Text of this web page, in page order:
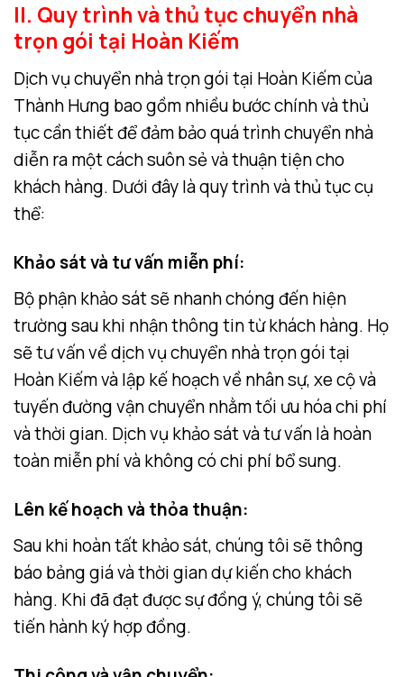
II. Quy trình và thủ tục chuyển nhà
trọn gói tại Hoàn Kiếm
Dịch vụ chuyển nhà trọn gói tại Hoàn Kiếm của
Thành Hưng bao gồm nhiều bước chính và thủ
tục cần thiết để đảm bảo quá trình chuyển nhà
diễn ra một cách suôn sẻ và thuận tiện cho
khách hàng. Dưới đây là quy trình và thủ tục cụ
thể:
Khảo sát và tư vấn miễn phí:
Bộ phận khảo sát sẽ nhanh chóng đến hiện
trường sau khi nhận thông tin từ khách hàng. Họ
sẽ tư vấn về dịch vụ chuyển nhà trọn gói tại
Hoàn Kiếm và lập kế hoạch về nhân sự, xe cộ và
tuyến đường vận chuyển nhằm tối ưu hóa chi phí
và thời gian. Dịch vụ khảo sát và tư vấn là hoàn
toàn miễn phí và không có chi phí bổ sung.
Lên kế hoạch và thỏa thuận:
Sau khi hoàn tất khảo sát, chúng tôi sẽ thông
báo bảng giá và thời gian dự kiến cho khách
hàng. Khi đã đạt được sự đồng ý, chúng tôi sẽ
tiến hành ký hợp đồng.